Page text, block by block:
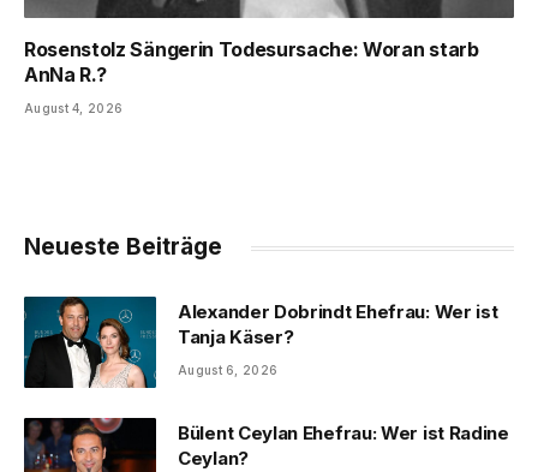
Rosenstolz Sängerin Todesursache: Woran starb
AnNa R.?
August 4, 2026
Neueste Beiträge
Alexander Dobrindt Ehefrau: Wer ist
Tanja Käser?
August 6, 2026
Bülent Ceylan Ehefrau: Wer ist Radine
Ceylan?